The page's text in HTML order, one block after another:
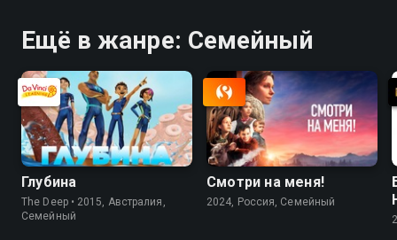
Ещё в жанре: Cемейный
Глубина
The Deep • 2015, Австралия,
Cемейный
Смотри на меня!
2024, Россия, Cемейный